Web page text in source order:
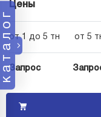
каталог
Цены
от 1 до 5 тн от 5
Запрос